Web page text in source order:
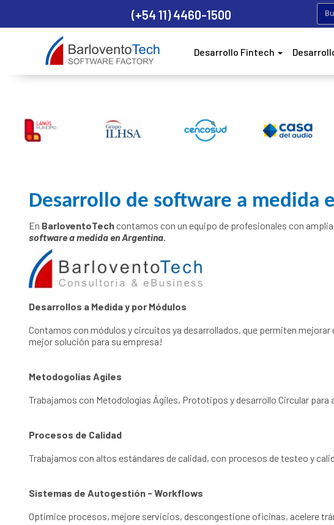
Desarrollo Fintech
(+54 11) 4460-1500
Desarrollo de software a medida
En BarloventoTechcontamos con un equipo de profesionales con
software a medida en Argentina.
Desarrollos a Medida y por Módulos
Contamos con módulos y circuitos ya desarrollados, que permiten
mejor solución para su empresa!
Metodogolías Agiles
Trabajamos con Metodologías Ágiles, Prototipos y desarrollo Circular
Procesos de Calidad
Trabajamos con altos estándares de calidad, con procesos de testeo y
Sistemas de Autogestión - Workflows
Optimice procesos, mejore servicios, descongestione oficinas, acelere